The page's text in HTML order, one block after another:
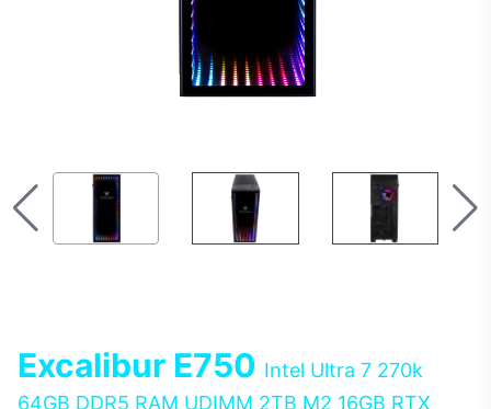
Excalibur E750 Intel Ultra 7 270k
64GB DDR5 RAM UDIMM 2TB M2 16GB RTX